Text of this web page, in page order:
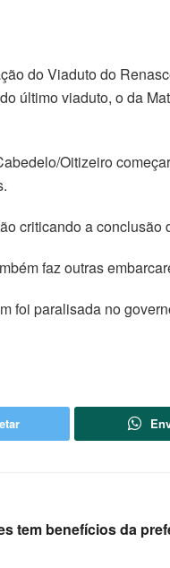
do Viaduto do
último viaduto, o da
Oitizeiro
criticando a
faz outras
foi paralisada no
tem benefícios da